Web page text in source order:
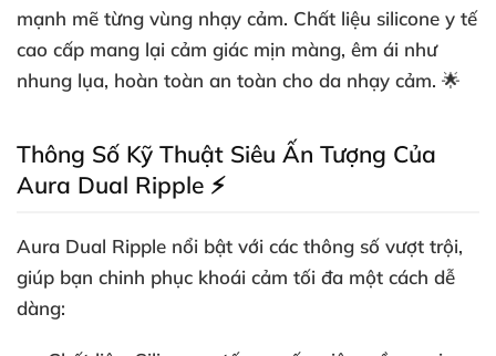
mạnh mẽ từng vùng nhạy cảm. Chất liệu silicone y tế
cao cấp mang lại cảm giác mịn màng, êm ái như
nhung lụa, hoàn toàn an toàn cho da nhạy cảm. 🌟
Thông Số Kỹ Thuật Siêu Ấn Tượng Của
Aura Dual Ripple ⚡
Aura Dual Ripple nổi bật với các thông số vượt trội,
giúp bạn chinh phục khoái cảm tối đa một cách dễ
dàng: